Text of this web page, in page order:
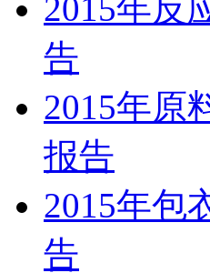
2015年反
告
2015年原
报告
2015年包
告